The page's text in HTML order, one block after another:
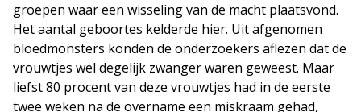
groepen waar een wisseling van de macht plaatsvond.
Het aantal geboortes kelderde hier. Uit afgenomen
bloedmonsters konden de onderzoekers aflezen dat de
vrouwtjes wel degelijk zwanger waren geweest. Maar
liefst 80 procent van deze vrouwtjes had in de eerste
twee weken na de overname een miskraam gehad,